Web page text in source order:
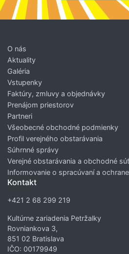
O nás
Aktuality
Galéria
Vstupenky
Faktúry, zmluvy a objednávky
Prenájom priestorov
Partneri
Všeobecné obchodné podmienky
Profil verejného obstarávania
Súhrnné správy
Verejné obstarávania a obchodné
Informovanie o spracúvaní a
Kontakt
+421 2 68 299 219
Kultúrne zariadenia Petržalky
Rovniankova 3,
851 02 Bratislava
IČO: 00179949